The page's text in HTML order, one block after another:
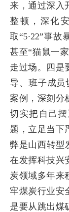
来，通过深入
整顿，深化
取“5·22”事故
甚至“猫鼠一
走过场。四是
导、班子成员
案例，深刻分
切实把自己
题，立足当下
弊是山西转型
在发挥科技兴
炭领域多年来
牢煤炭行业安
是要从跳出煤